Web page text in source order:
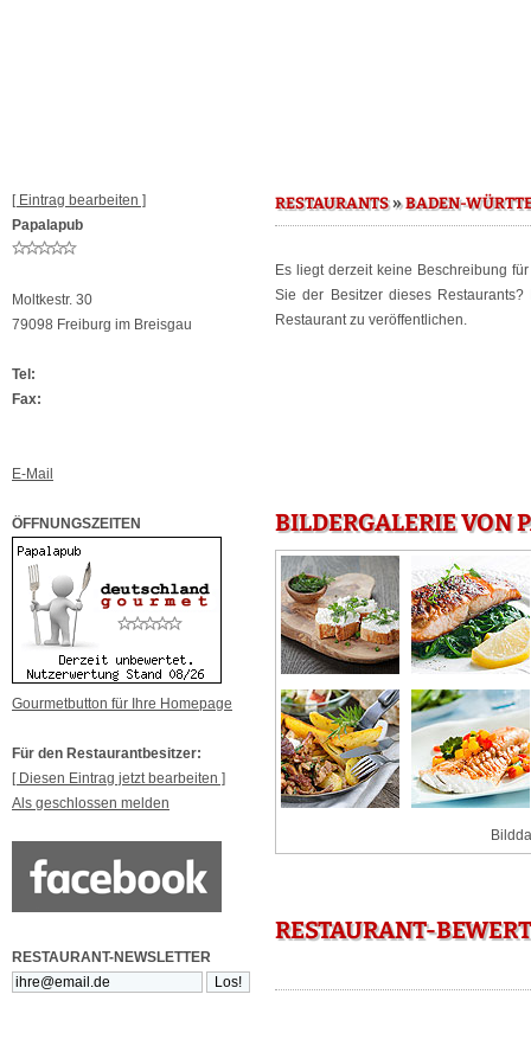
[ Eintrag bearbeiten ]
Papalapub
Moltkestr. 30
79098 Freiburg im Breisgau
Tel:
Fax:
E-Mail
ÖFFNUNGSZEITEN
Gourmetbutton für Ihre Homepage
Für den Restaurantbesitzer:
[ Diesen Eintrag jetzt bearbeiten ]
Als geschlossen melden
RESTAURANT-NEWSLETTER
RESTAURANTS»BADEN-
Es liegt derzeit keine Beschreibung
Sie der Besitzer dieses
Restaurant zu veröffentlichen.
BILDERGALERIE VON
RESTAURANT-